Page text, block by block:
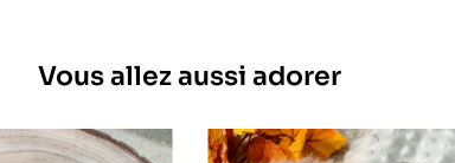
Vous allez aussi adorer